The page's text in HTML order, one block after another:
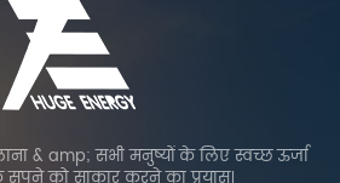
& amp; सभी मनुष्यों के लिए स्वच्छ ऊर्जा